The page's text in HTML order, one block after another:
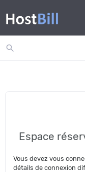
search
Espace
Vous devez vous
détails de connexion